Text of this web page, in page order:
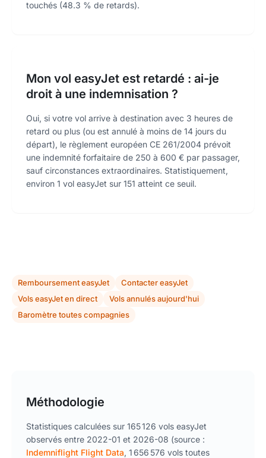
touchés (48.3 % de retards).
Mon vol easyJet est retardé : ai-je
droit à une indemnisation ?
Oui, si votre vol arrive à destination avec 3 heures de
retard ou plus (ou est annulé à moins de 14 jours du
départ), le règlement européen CE 261/2004 prévoit
une indemnité forfaitaire de 250 à 600 € par passager,
sauf circonstances extraordinaires. Statistiquement,
environ 1 vol easyJet sur 151 atteint ce seuil.
Remboursement easyJet
Contacter easyJet
Vols easyJet en direct
Vols annulés aujourd'hui
Baromètre toutes compagnies
Méthodologie
Statistiques calculées sur 165 126 vols easyJet
observés entre 2022-01 et 2026-08 (source :
Indemniflight Flight Data, 1 656 576 vols toutes